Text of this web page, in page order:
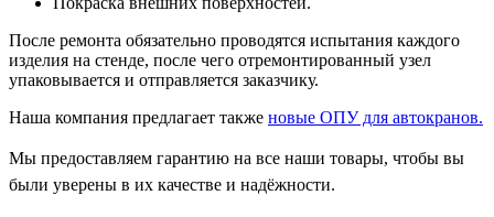
После ремонта обязательно проводятся испытания каждого
изделия на стенде, после чего отремонтированный узел
упаковывается и отправляется заказчику.
Наша компания предлагает также новые ОПУ для автокранов.
Мы предоставляем гарантию на все наши товары, чтобы вы
были уверены в их качестве и надёжности.